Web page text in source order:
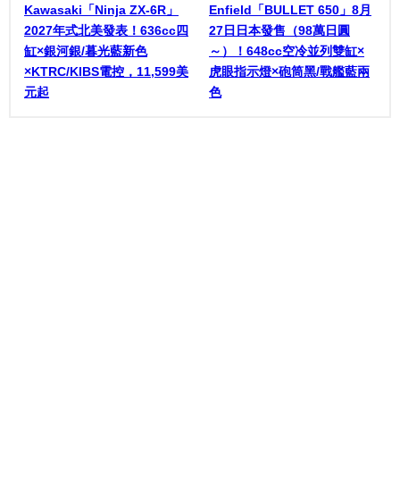
Kawasaki「Ninja ZX-6R」
2027年式北美發表！636cc四
缸×銀河銀/暮光藍新色
×KTRC/KIBS電控，11,599美
元起
Enfield「BULLET 650」8月
27日日本發售（98萬日圓
～）！648cc空冷並列雙缸×
虎眼指示燈×砲筒黑/戰艦藍兩
色